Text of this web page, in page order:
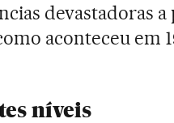
devastadoras
aconteceu em
níveis